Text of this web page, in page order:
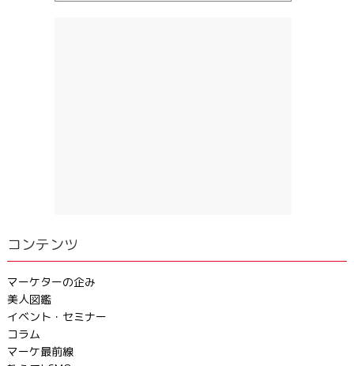
コンテンツ
マーケターの企み
美人図鑑
イベント・セミナー
コラム
マーケ最前線